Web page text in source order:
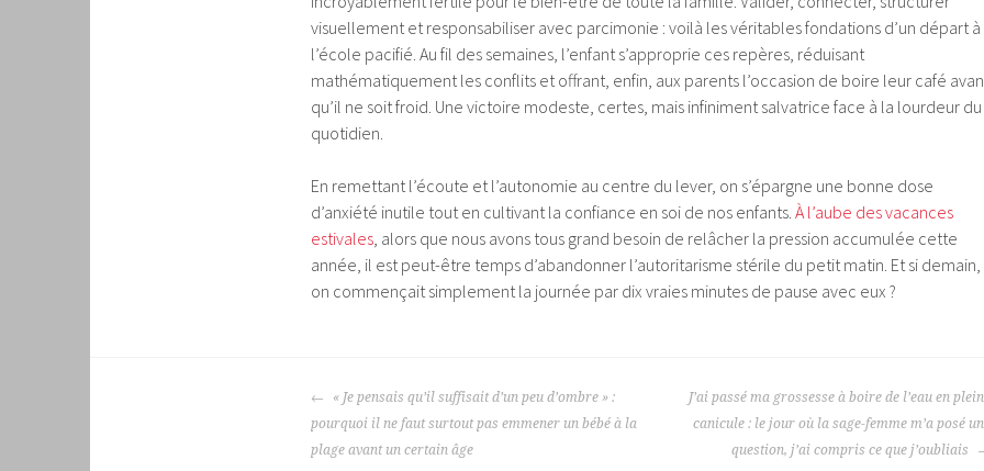
visuellement et responsabiliser avec parcimonie : voilà les véritables fondations d’un départ à
l’école pacifié. Au fil des semaines, l’enfant s’approprie ces repères, réduisant
mathématiquement les conflits et offrant, enfin, aux parents l’occasion de boire leur café
qu’il ne soit froid. Une victoire modeste, certes, mais infiniment salvatrice face à la lourdeur du
quotidien.
En remettant l’écoute et l’autonomie au centre du lever, on s’épargne une bonne dose
d’anxiété inutile tout en cultivant la confiance en soi de nos enfants. À l’aube des vacances
estivales, alors que nous avons tous grand besoin de relâcher la pression accumulée cette
année, il est peut-être temps d’abandonner l’autoritarisme stérile du petit matin. Et si demain,
on commençait simplement la journée par dix vraies minutes de pause avec eux ?
NAVIGATION
DES
ARTICLES
« Je pensais qu’il suffisait d’un peu d’ombre » :
pourquoi il ne faut surtout pas emmener un bébé à la
plage avant un certain âge
J’ai passé ma grossesse à boire de l’eau en
canicule : le jour où la sage-femme m’a posé
question, j’ai compris ce que j’oubliais